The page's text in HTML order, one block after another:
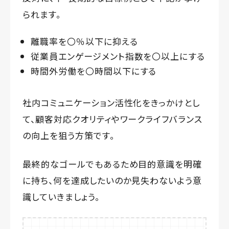
られます。
離職率を〇％以下に抑える
従業員エンゲージメント指数を〇以上にする
時間外労働を〇時間以下にする
社内コミュニケーション活性化をきっかけとし
て、顧客対応クオリティやワークライフバランス
の向上を狙う方策です。
最終的なゴールでもあるため目的意識を明確
に持ち、何を達成したいのか見失わないよう意
識していきましょう。